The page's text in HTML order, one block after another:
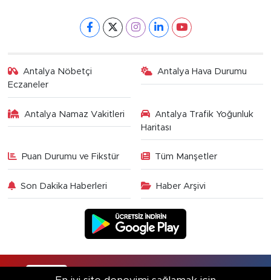
Antalya Nöbetçi
Eczaneler
Antalya Hava Durumu
Antalya Namaz Vakitleri
Antalya Trafik Yoğunluk
Haritası
Puan Durumu ve Fikstür Tüm Manşetler
Son Dakika Haberleri Haber Arşivi